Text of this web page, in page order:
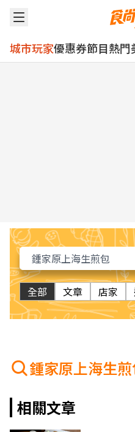
城市玩家優惠券節目熱門
全部 文章 店家
鍾家原上海生
相關文章